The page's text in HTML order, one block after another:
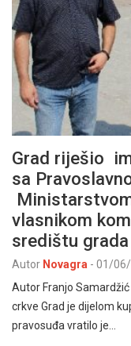
Grad riješio
sa
vlasnikom
središtu grada
Autor Novagra - 01/
Autor Franjo
crkve Grad je dijelom
pravosuđa vratilo je…